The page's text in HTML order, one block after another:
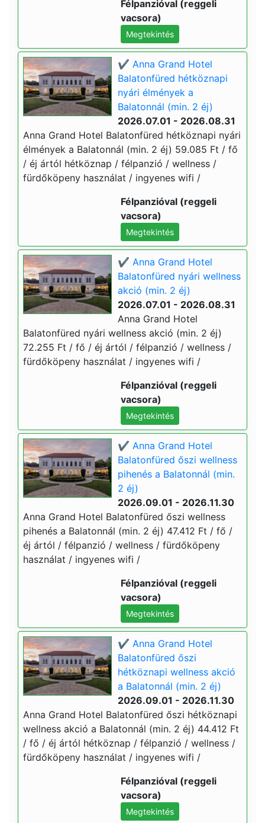
Félpanzióval (reggeli
vacsora)
Megtekintés
✔️ Anna Grand Hotel
Balatonfüred hétköznapi
nyári élmények a
Balatonnál (min. 2 éj)
2026.07.01 - 2026.08.31
Anna Grand Hotel Balatonfüred hétköznapi nyári
élmények a Balatonnál (min. 2 éj) 59.085 Ft / fő
/ éj ártól hétköznap / félpanzió / wellness /
fürdőköpeny használat / ingyenes wifi /
Félpanzióval (reggeli
vacsora)
Megtekintés
✔️ Anna Grand Hotel
Balatonfüred nyári wellness
akció (min. 2 éj)
2026.07.01 - 2026.08.31
Anna Grand Hotel
Balatonfüred nyári wellness akció (min. 2 éj)
72.255 Ft / fő / éj ártól / félpanzió / wellness /
fürdőköpeny használat / ingyenes wifi /
Félpanzióval (reggeli
vacsora)
Megtekintés
✔️ Anna Grand Hotel
Balatonfüred őszi wellness
pihenés a Balatonnál (min.
2 éj)
2026.09.01 - 2026.11.30
Anna Grand Hotel Balatonfüred őszi wellness
pihenés a Balatonnál (min. 2 éj) 47.412 Ft / fő /
éj ártól / félpanzió / wellness / fürdőköpeny
használat / ingyenes wifi /
Félpanzióval (reggeli
vacsora)
Megtekintés
✔️ Anna Grand Hotel
Balatonfüred őszi
hétköznapi wellness akció
a Balatonnál (min. 2 éj)
2026.09.01 - 2026.11.30
Anna Grand Hotel Balatonfüred őszi hétköznapi
wellness akció a Balatonnál (min. 2 éj) 44.412 Ft
/ fő / éj ártól hétköznap / félpanzió / wellness /
fürdőköpeny használat / ingyenes wifi /
Félpanzióval (reggeli
vacsora)
Megtekintés